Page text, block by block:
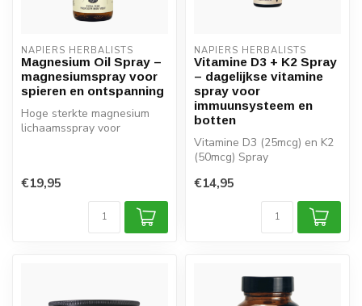
NAPIERS HERBALISTS
Magnesium Oil Spray –
magnesiumspray voor
spieren en ontspanning
Hoge sterkte magnesium
lichaamsspray voor
€19,95
NAPIERS HERBALISTS
Vitamine D3 + K2 Spray
– dagelijkse vitamine
spray voor
immuunsysteem en
botten
Vitamine D3 (25mcg) en K2
(50mcg) Spray
€14,95